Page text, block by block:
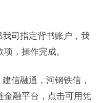
司指定背书账户，我
，操作完成。
信融通，河钢铁信，
金融平台，点击可用凭